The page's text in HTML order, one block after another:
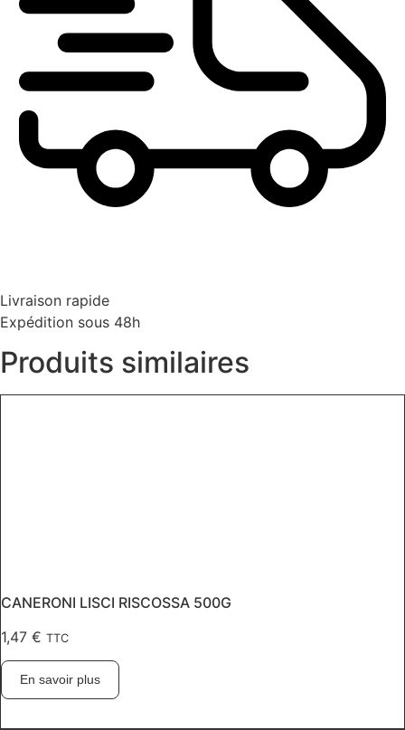
Livraison rapide
Expédition sous 48h
Produits similaires
CANERONI LISCI RISCOSSA 500G
1,47 € TTC
En savoir plus